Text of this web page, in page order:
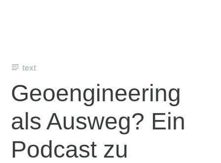
text
Geoengineering
als Ausweg? Ein
Podcast zu